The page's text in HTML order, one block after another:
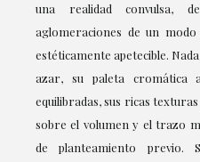
una realidad convulsa,
aglomeraciones de un
estéticamente apetecible.
azar, su paleta cromática
equilibradas, sus ricas
sobre el volumen y el trazo
de planteamiento